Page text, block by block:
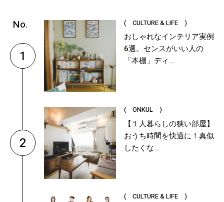
1
( CULTURE & LIFE )
おしゃれなインテリア実例
6選。センスがいい人の
「本棚」ディ...
2
( ONKUL )
【１人暮らしの狭い部屋】
おうち時間を快適に！真似
したくな...
( CULTURE & LIFE )